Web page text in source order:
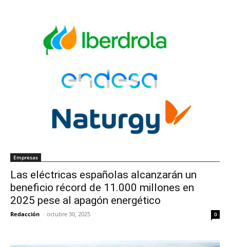
Empresas
Las eléctricas españolas alcanzarán un
beneficio récord de 11.000 millones en
2025 pese al apagón energético
Redacción - octubre 30, 2025 0